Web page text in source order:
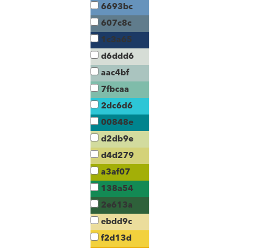
6693bc
607c8c
1c3a65
d6ddd6
aac4bf
7fbcaa
2dc6d6
00848e
d2db9e
d4d279
a3af07
138a54
2e613a
ebdd9c
f2d13d